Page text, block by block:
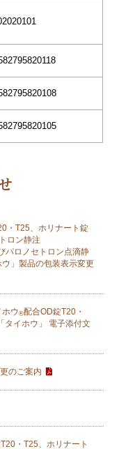
・T25、ホリナート錠
ロン静注
パロノセトロン点滴静
」製品の包装表示変更
ホウ®配合OD錠T20・
タイホウ」 電子添付文
のご案内
・T25、ホリナート